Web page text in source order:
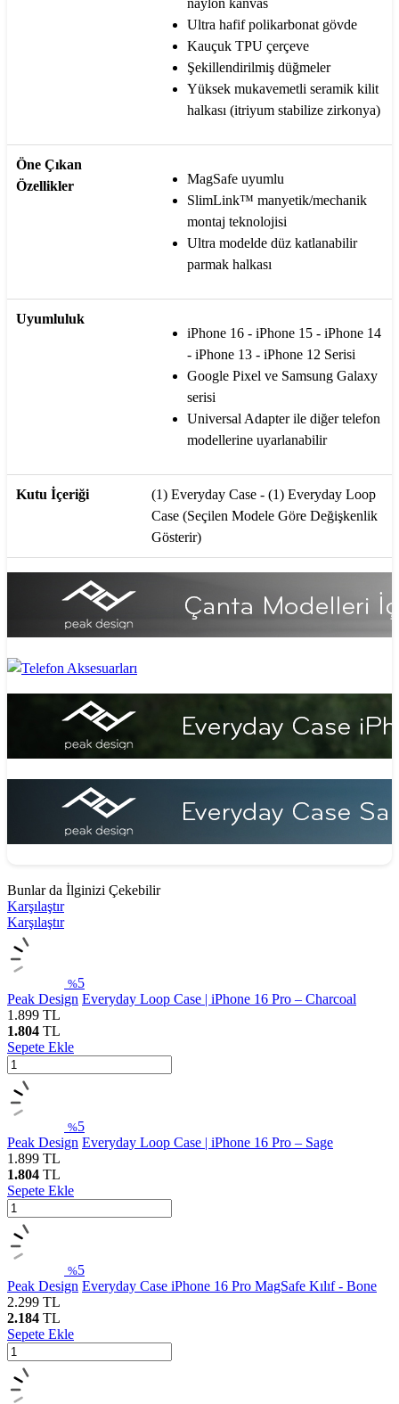
Ultra hafif polikarbonat gövde
Kauçuk TPU çerçeve
Şekillendirilmiş düğmeler
Yüksek mukavemetli seramik kilit
halkası (itriyum stabilize zirkonya)
Öne Çıkan
Özellikler
MagSafe uyumlu
SlimLink™ manyetik/mechanik
montaj teknolojisi
Ultra modelde düz katlanabilir
parmak halkası
Uyumluluk
iPhone 16 - iPhone 15 - iPhone 14
- iPhone 13 - iPhone 12 Serisi
Google Pixel ve Samsung Galaxy
serisi
Universal Adapter ile diğer telefon
modellerine uyarlanabilir
Kutu İçeriği
(1) Everyday Case - (1) Everyday Loop
Case (Seçilen Modele Göre Değişkenlik
Gösterir)
Bunlar da İlginizi Çekebilir
Karşılaştır
Karşılaştır
%5
Peak Design Everyday Loop Case | iPhone 16 Pro – Charcoal
1.899 TL
1.804 TL
Sepete Ekle
%5
Peak Design Everyday Loop Case | iPhone 16 Pro – Sage
1.899 TL
1.804 TL
Sepete Ekle
%5
Peak Design Everyday Case iPhone 16 Pro MagSafe Kılıf - Bone
2.299 TL
2.184 TL
Sepete Ekle